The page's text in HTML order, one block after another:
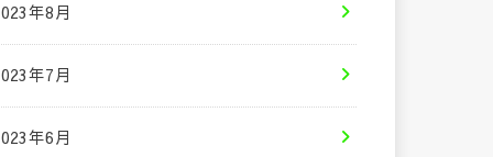
年8月
年7月
年6月